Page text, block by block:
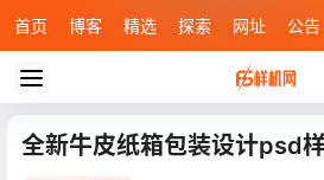
首页 博客 精选 探索 网址 公告
全新牛皮纸箱包装设计psd